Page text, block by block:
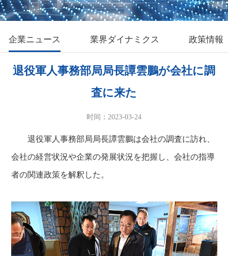
企業ニュース 業界ダイナミクス 政策情報
退役軍人事務部局局長譚雲鵬が会社に調
査に来た
时间：2023-03-24
退役軍人事務部局局長譚雲鵬は会社の調査に訪れ、
会社の経営状況や企業の発展状況を把握し、会社の指導
者の関連政策を解釈した。